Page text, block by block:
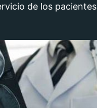
de los pacientes